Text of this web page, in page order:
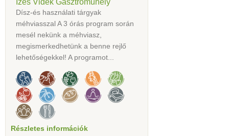
Ízes Vidék Gasztroműhely
Dísz-és használati tárgyak
méhviasszal A 3 órás program során
mesél nekünk a méhviasz,
megismerkedhetünk a benne rejlő
lehetőségekkel! A programot...
Részletes információk